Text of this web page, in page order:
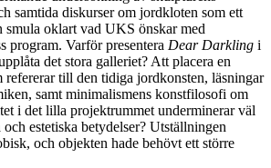
samtida diskurser om jordkloten som ett
smula oklart vad UKS önskar med
program. Varför presentera Dear Darkling i
det stora galleriet? Att placera en
refererar till den tidiga jordkonsten, läsningar
samt minimalismens konstfilosofi om
i det lilla projektrummet underminerar väl
estetiska betydelser? Utställningen
och objekten hade behövt ett större